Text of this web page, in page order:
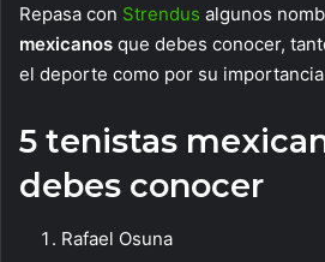
Repasa con Strendus algunos
mexicanos que debes conocer,
el deporte como por su
5 tenistas
debes conocer
Rafael Osuna